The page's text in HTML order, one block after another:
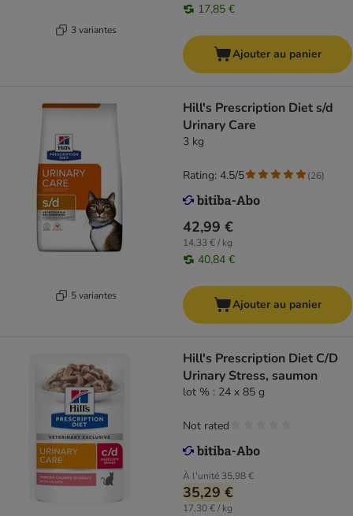
3 variantes
17,85 €
Ajouter au panier
5 variantes
Hill's Prescription Diet s/d
Urinary Care
3 kg
42,99 €
14,33 € / kg
40,84 €
Rating: 4.5/5 (26)
Ajouter au panier
Hill's Prescription Diet C/D
Urinary Stress, saumon
lot % : 24 x 85 g
À l'unité 35,98 €
35,29 €
17,30 € / kg
Not rated